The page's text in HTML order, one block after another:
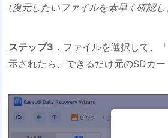
(復元したいファイルを素早く確認
ステップ3． ファイルを選択して、
示されたら、できるだけ元のSDカ